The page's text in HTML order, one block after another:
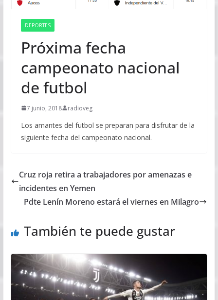
DEPORTES
Próxima fecha
campeonato nacional
de futbol
7 junio, 2018 radioveg
Los amantes del futbol se preparan para disfrutar de la
siguiente fecha del campeonato nacional.
Cruz roja retira a trabajadores por amenazas e
incidentes en Yemen
Pdte Lenín Moreno estará el viernes en Milagro
También te puede gustar